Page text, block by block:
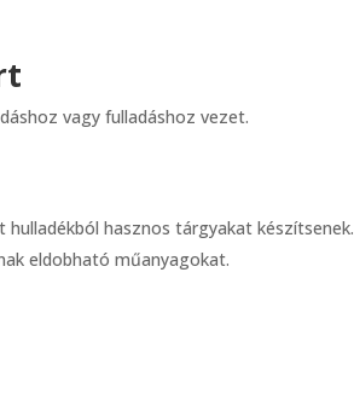
vagy fulladáshoz vezet.
hasznos tárgyakat készítsenek.
eldobható műanyagokat.